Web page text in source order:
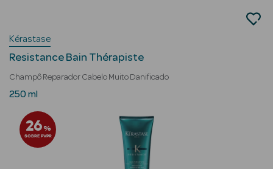
Beauty Season
Cabelo
Beauty Season
Beauty Season
Cosmética
Champôs
Kérastase
Resistance Bain Thérapiste
Champô Reparador Cabelo Muito Danificado
250 ml
26%
SOBRE PVPR